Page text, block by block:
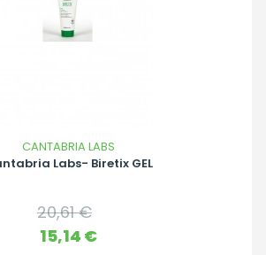
CANTABRIA LABS
Labs- Biretix GEL
Precio
base
20,61 €
Precio
15,14 €